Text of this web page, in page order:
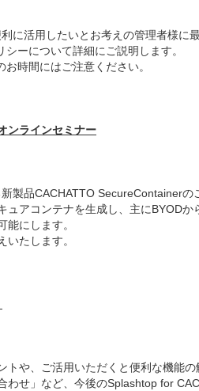
に活用したいとお考えの管理者様に最
ーについて詳細にご説明します。
時間にはご注意ください。
ンラインセミナー
製品CACHATTO SecureContainerの
アコンテナを生成し、主にBYODか
にします。
たします。
や、ご活用いただくと便利な機能
わせ」など、今後のSplashtop for